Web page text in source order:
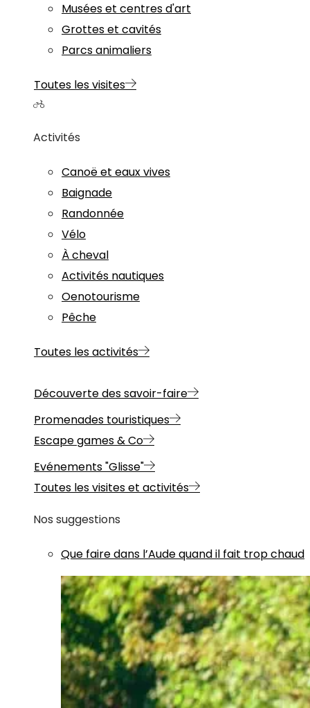
Musées et centres d'art
Grottes et cavités
Parcs animaliers
Toutes les visites
Activités
Canoë et eaux vives
Baignade
Randonnée
Vélo
À cheval
Activités nautiques
Oenotourisme
Pêche
Toutes les activités
Découverte des savoir-faire
Promenades touristiques
Escape games & Co
Evénements "Glisse"
Toutes les visites et activités
Nos suggestions
Que faire dans l’Aude quand il fait trop chaud